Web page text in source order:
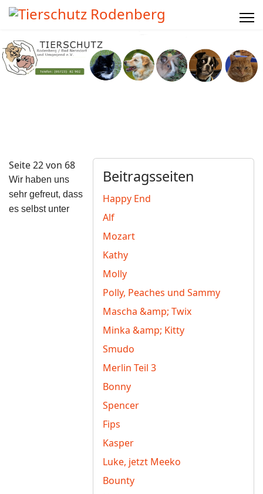
Beitragsseiten
Happy End
Alf
Mozart
Kathy
Molly
Polly, Peaches und Sammy
Mascha &amp; Twix
Minka &amp; Kitty
Smudo
Merlin Teil 3
Bonny
Spencer
Fips
Kasper
Luke, jetzt Meeko
Bounty
Seite 22 von 68
Wir haben uns
sehr gefreut, dass
es selbst unter